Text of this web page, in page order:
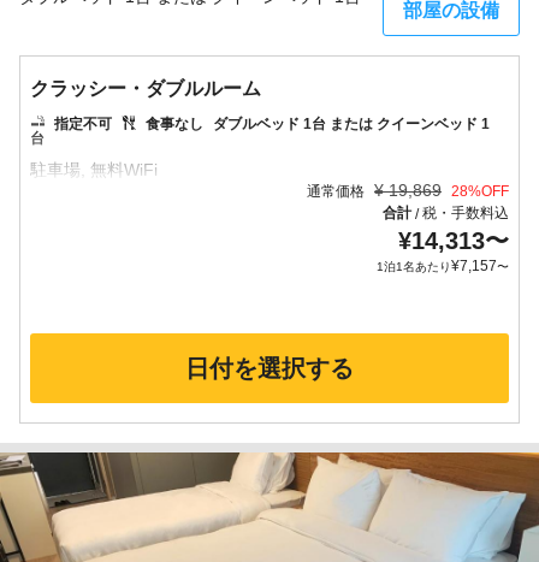
部屋の設備
クラッシー・ダブルルーム
指定不可 食事なし
ダブルベッド 1台 または クイーンベッド 1
台
通常価格 ¥ 19,869 28%OFF
合計/税・手数料込
¥14,313〜
1泊1名あたり¥7,157〜
日付を選択する